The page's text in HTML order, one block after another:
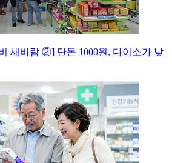
새바람 ②] 단돈 1000원, 다이소가 낮